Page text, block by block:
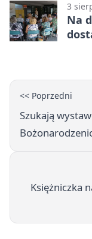
3
Na
<< Poprzedni
Szukają
Księżniczka